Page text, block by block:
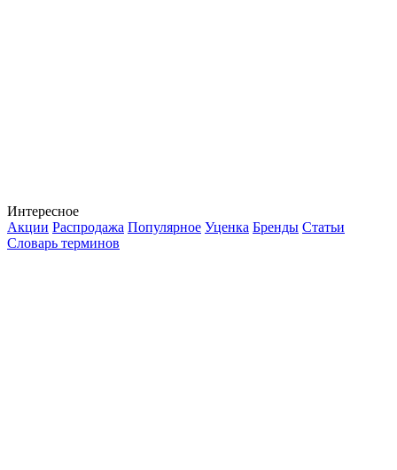
Интересное
Акции Распродажа Популярное Уценка Бренды Статьи
Словарь терминов